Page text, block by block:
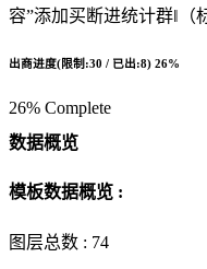
容”添加买断进统计群‖（
出商进度(限制:30 / 已出:8) 26%
26% Complete
数据概览
模板数据概览 :
图层总数 : 74